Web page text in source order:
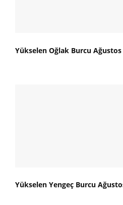
Yükselen Oğlak Burcu
Yükselen Yengeç Burcu